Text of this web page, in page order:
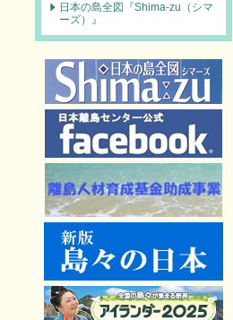
日本の島全図『Shima-zu（シマ
ーズ）』